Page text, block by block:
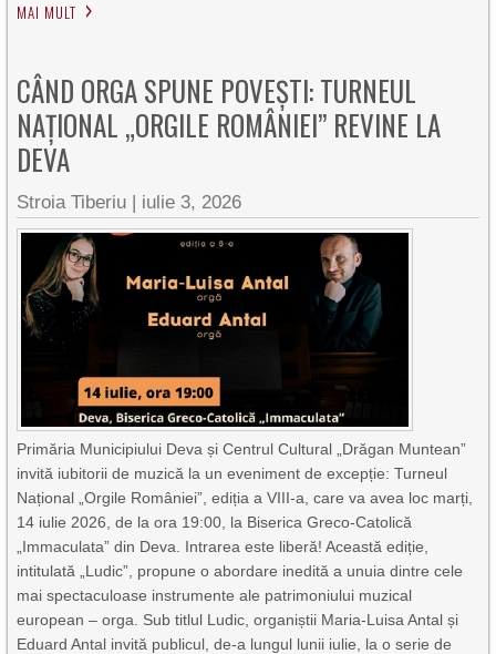
MAI MULT
CÂND ORGA SPUNE POVEȘTI: TURNEUL
NAȚIONAL „ORGILE ROMÂNIEI” REVINE LA
DEVA
Stroia Tiberiu | iulie 3, 2026
Primăria Municipiului Deva și Centrul Cultural „Drăgan Muntean”
invită iubitorii de muzică la un eveniment de excepție: Turneul
Național „Orgile României”, ediția a VIII-a, care va avea loc marți,
14 iulie 2026, de la ora 19:00, la Biserica Greco-Catolică
„Immaculata” din Deva. Intrarea este liberă! Această ediție,
intitulată „Ludic”, propune o abordare inedită a unuia dintre cele
mai spectaculoase instrumente ale patrimoniului muzical
european – orga. Sub titlul Ludic, organiștii Maria-Luisa Antal și
Eduard Antal invită publicul, de-a lungul lunii iulie, la o serie de